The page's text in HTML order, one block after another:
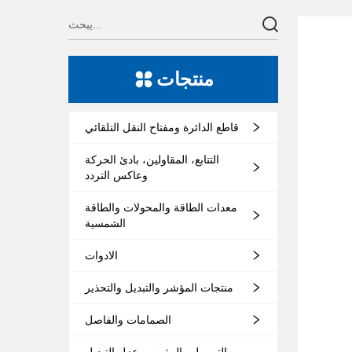
منتجات
قاطع الدائرة ومفتاح النقل التلقائي
التتابع، المقاولين، بادئ الحركة
وعاكس التردد
معدات الطاقة والمحولات والطاقة
الشمسية
الادوات
منتجات المؤشر والتبديل والتحذير
الصمامات والفاصل